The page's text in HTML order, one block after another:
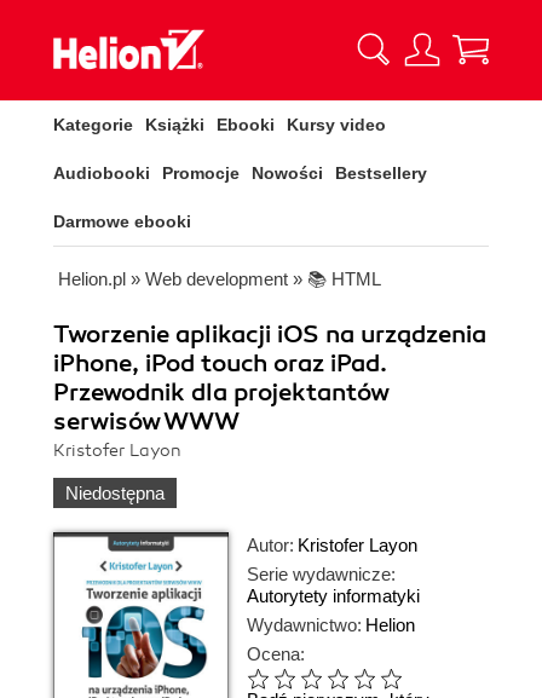
Kategorie Książki Ebooki Kursy video
Audiobooki Promocje Nowości Bestsellery
Darmowe ebooki
Helion.pl » Web development » 📚 HTML
Tworzenie aplikacji iOS na urządzenia
iPhone, iPod touch oraz iPad.
Przewodnik dla projektantów
serwisów WWW
Kristofer Layon
Niedostępna
Autor: Kristofer Layon
Serie wydawnicze:
Autorytety informatyki
Wydawnictwo: Helion
Ocena: